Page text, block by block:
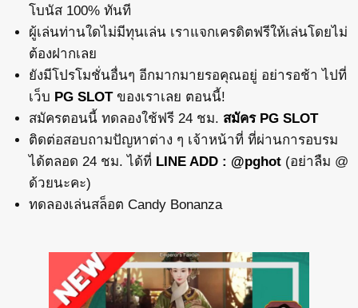
โบนัส 100% ทันที
ผู้เล่นท่านใดไม่มีทุนเล่น เราแจกเครดิตฟรีให้เล่นโดยไม่
ต้องฝากเลย
ยังมีโปรโมชั่นอื่นๆ อีกมากมายรอคุณอยู่ อย่ารอช้า ไปที่
เว็บ PG SLOTของเราเลย ตอนนี้!
สมัครตอนนี้ ทดลองใช้ฟรี 24 ชม. สมัคร PG SLOT
ติดต่อสอบถามปัญหาต่าง ๆ เจ้าหน้าที่ ที่ผ่านการอบรม
ได้ตลอด 24 ชม. ได้ที่ LINE ADD : @pghot(อย่าลืม @
ด้วยนะคะ)
ทดลองเล่นสล็อต Candy Bonanza